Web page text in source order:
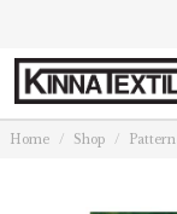
Home Shop Pattern